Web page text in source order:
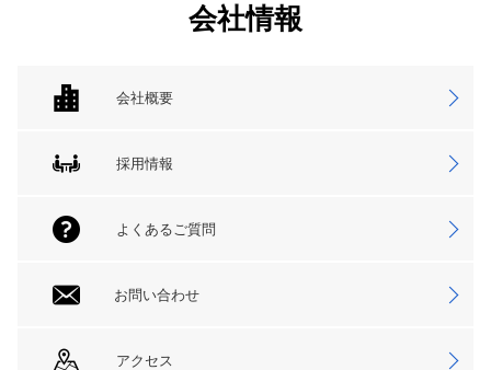
会社情報
会社概要
採用情報
よくあるご質問
お問い合わせ
アクセス